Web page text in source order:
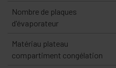
Nombre de plaques
d'évaporateur
Matériau plateau
compartiment congélation